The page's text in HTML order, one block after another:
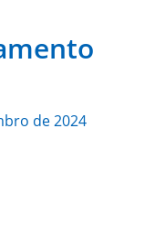
de 2024